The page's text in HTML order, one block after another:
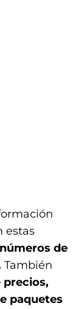
estas
de
También
precios,
paquetes